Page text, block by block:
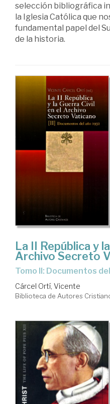
selección bibliográfica
la Iglesia Católica que
fundamental papel del
de la historia.
La II República y
Archivo Secreto
Tomo II: Documentos
Cárcel Ortí, Vicente
Biblioteca de Autores